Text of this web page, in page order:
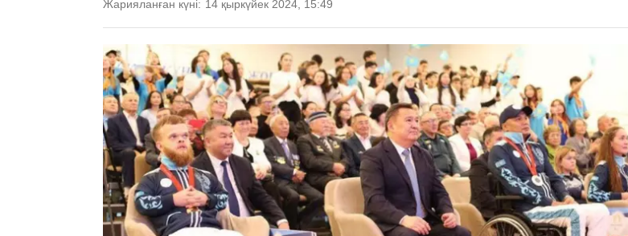
Жарияланған күні: 14 қыркүйек 2024, 15:49